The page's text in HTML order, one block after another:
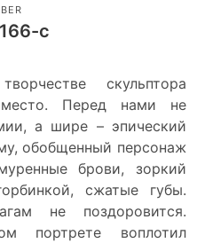
с
скульптора
место. Перед нами не
а шире – эпический
обобщенный персонаж
брови, зоркий
сжатые губы.
не поздоровится.
портрете воплотил